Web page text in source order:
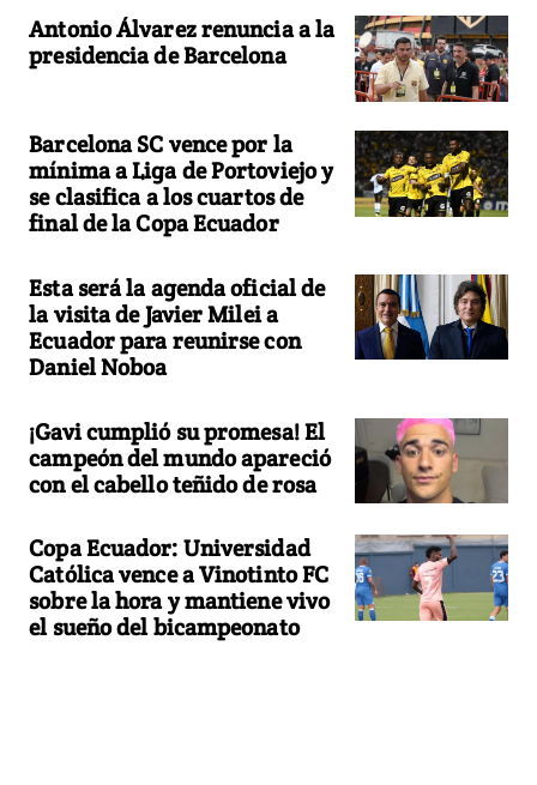
Antonio Álvarez renuncia a la
presidencia de Barcelona
Barcelona SC vence por la
mínima a Liga de Portoviejo y
se clasifica a los cuartos de
final de la Copa Ecuador
Esta será la agenda oficial de
la visita de Javier Milei a
Ecuador para reunirse con
Daniel Noboa
¡Gavi cumplió su promesa! El
campeón del mundo apareció
con el cabello teñido de rosa
Copa Ecuador: Universidad
Católica vence a Vinotinto FC
sobre la hora y mantiene vivo
el sueño del bicampeonato